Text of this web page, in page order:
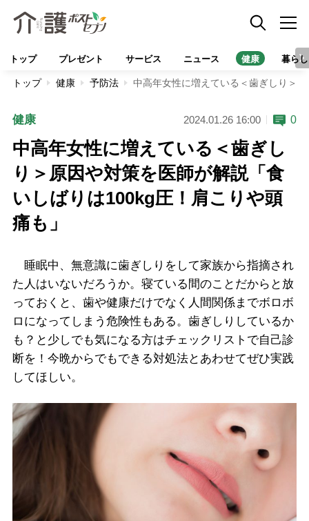
トップ プレゼント サービス ニュース 健康 暮らし
トップ 健康 予防法 中高年女性に増えている＜歯ぎしり＞
健康 2024.01.26 16:00 0
中高年女性に増えている＜歯ぎし
り＞原因や対策を医師が解説「食
いしばりは100kg圧！肩こりや頭
痛も」
睡眠中、無意識に歯ぎしりをして家族から指摘され
た人はいないだろうか。寝ている間のことだからと放
っておくと、歯や健康だけでなく人間関係までボロボ
ロになってしまう危険性もある。歯ぎしりしているか
も？と少しでも気になる方はチェックリストで自己診
断を！今晩からでもできる対処法とあわせてぜひ実践
してほしい。